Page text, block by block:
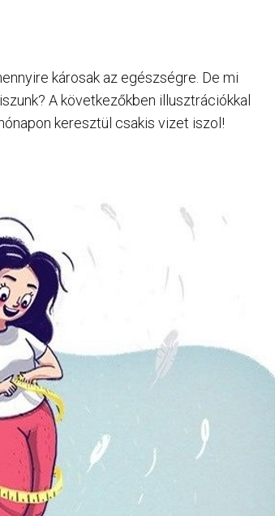
károsak az egészségre. De mi
A következőkben illusztrációkkal
keresztül csakis vizet iszol!